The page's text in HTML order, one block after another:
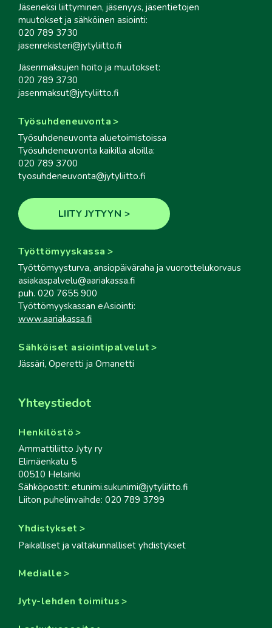
Jäseneksi liittyminen, jäsenyys, jäsentietojen
muutokset ja sähköinen asiointi:
020 789 3730
jasenrekisteri@jytyliitto.fi
Jäsenmaksujen hoito ja muutokset:
020 789 3730
jasenmaksut@jytyliitto.fi
Työsuhdeneuvonta
Työsuhdeneuvonta aluetoimistoissa
Työsuhdeneuvonta kaikilla aloilla:
020 789 3700
tyosuhdeneuvonta@jytyliitto.fi
LIITY JYTYYN
Työttömyyskassa
Työttömyysturva, ansiopäiväraha ja vuorottelukorvaus
asiakaspalvelu@aariakassa.fi
puh. 020 7655 900
Työttömyyskassan eAsiointi:
www.aariakassa.fi
Sähköiset asiointipalvelut
Jässäri, Operetti ja Omanetti
Yhteystiedot
Henkilöstö
Ammattiliitto Jyty ry
Elimäenkatu 5
00510 Helsinki
Sähköpostit: etunimi.sukunimi@jytyliitto.fi
Liiton puhelinvaihde: 020 789 3799
Yhdistykset
Paikalliset ja valtakunnalliset yhdistykset
Medialle
Jyty-lehden toimitus